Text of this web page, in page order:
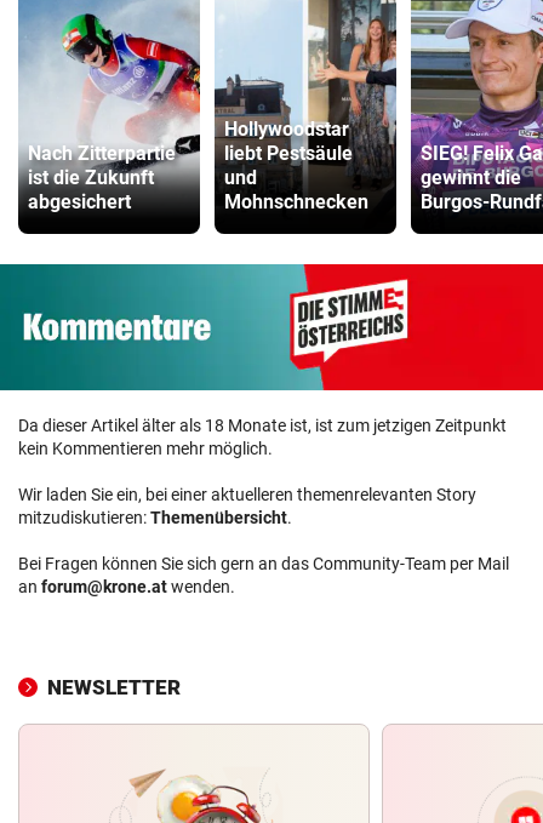
Nach Zitterpartie
ist die Zukunft
abgesichert
Hollywoodstar
liebt Pestsäule
und
Mohnschnecken
SIEG! Felix
gewinnt die
Burgos-
Da dieser Artikel älter als 18 Monate ist, ist zum jetzigen Zeitpunkt
kein Kommentieren mehr möglich.
Wir laden Sie ein, bei einer aktuelleren themenrelevanten Story
mitzudiskutieren:Themenübersicht.
Bei Fragen können Sie sich gern an das Community-Team per Mail
an forum@krone.atwenden.
NEWSLETTER